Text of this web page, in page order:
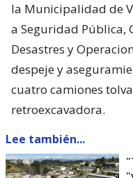
la Municipalidad de
a Seguridad Pública,
Desastres y
despeje y
cuatro camiones
retroexcavadora.
Lee también...